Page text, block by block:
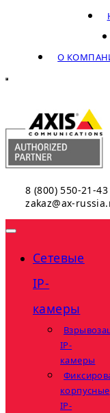
О
8 (800) 550-21-43
zakaz@ax-
Сетевые
IP-
камеры
IP-
камеры
корпусные
IP-